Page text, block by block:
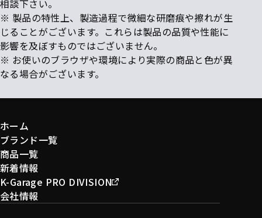
相談下さい。
※ 製品の特性上、製造過程で微細な研磨痕や擦れが生
じることがございます。これらは製品の品質や性能に
影響を及ぼすものではございません。
※ お使いのブラウザや環境により実際の商品と色が異
なる場合がございます。
ホーム
ブランド一覧
商品一覧
新着情報
K-Garage PRO DIVISION
会社情報